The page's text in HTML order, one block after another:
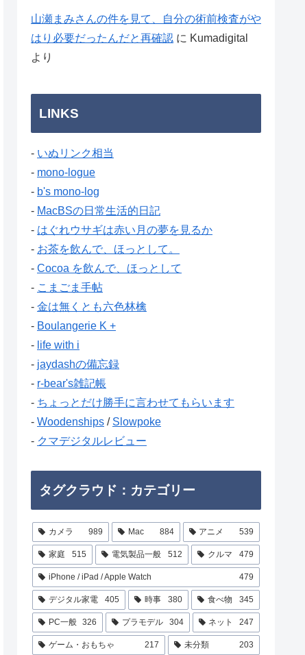
山瀬まみさんの件を見て、自分の術前検査がや
はり必要だったんだと再確認 に Kumadigital
より
LINKS
- いぬリンク相当
- mono-logue
- b's mono-log
- MacBSの日常生活的日記
- はぐれウサギは赤い月の夢を見るか
- お茶を飲んで、ほっとして。
- Cocoa を飲んで、ほっとして
- こまごま手帖
- 金は無くとも六色林檎
- Boulangerie K +
- life with i
- jaydashの備忘録
- r-bear's雑記帳
- ちょっとだけ勝手に言わせてもらいます
- Woodenships / Slowpoke
- クマデジタルレビュー
タグクラウド：カテゴリー
カメラ 989 Mac 884 アニメ 539
家庭 515 電気製品一般 512 クルマ 479
iPhone / iPad / Apple Watch 479
デジタル家電 405 時事 380 食べ物 345
PC一般 326 プラモデル 304 ネット 247
ゲーム・おもちゃ 217 未分類 203